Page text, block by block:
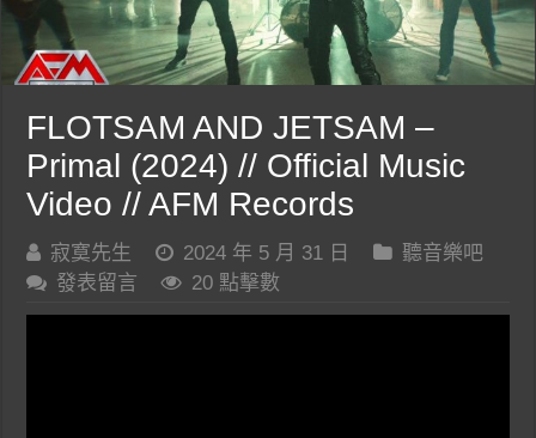
FLOTSAM AND JETSAM –
Primal (2024) // Official Music
Video // AFM Records
寂寞先生 2024 年 5 月 31 日
聽音樂吧
發表留言
20 點擊數